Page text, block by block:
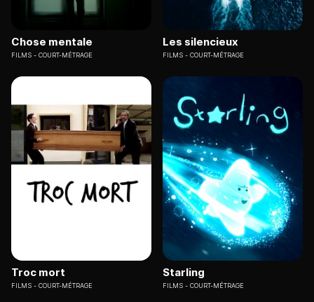
Chose mentale
FILMS COURT-MÉTRAGE
Les silencieux
FILMS COURT-MÉTRAGE
Troc mort
FILMS COURT-MÉTRAGE
Starling
FILMS COURT-MÉTRAGE